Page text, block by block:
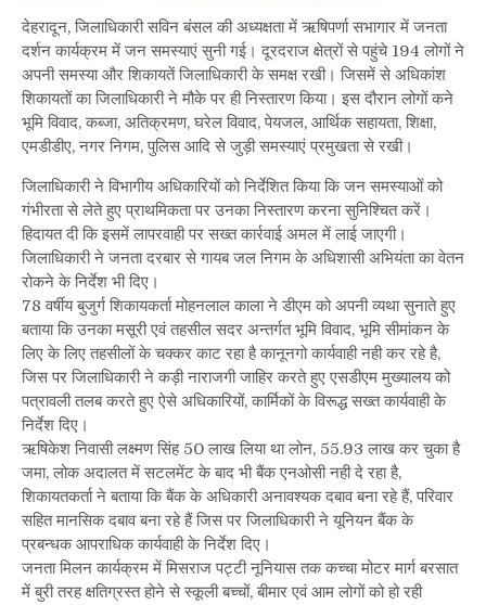
देहरादून, जिलाधिकारी सविन बंसल की अध्यक्षता में ऋषिपर्णा सभागार में जनता
दर्शन कार्यक्रम में जन समस्याएं सुनी गई। दूरदराज क्षेत्रों से पहुंचे 194 लोगों ने
अपनी समस्या और शिकायतें जिलाधिकारी के समक्ष रखी। जिसमें से अधिकांश
शिकायतों का जिलाधिकारी ने मौके पर ही निस्तारण किया। इस दौरान लोगों कने
भूमि विवाद, कब्जा, अतिक्रमण, घरेल विवाद, पेयजल, आर्थिक सहायता, शिक्षा,
एमडीडीए, नगर निगम, पुलिस आदि से जुड़ी समस्याएं प्रमुखता से रखी।
जिलाधिकारी ने विभागीय अधिकारियों को निर्देशित किया कि जन समस्याओं को
गंभीरता से लेते हुए प्राथमिकता पर उनका निस्तारण करना सुनिश्चित करें।
हिदायत दी कि इसमें लापरवाही पर सख्त कार्रवाई अमल में लाई जाएगी।
जिलाधिकारी ने जनता दरबार से गायब जल निगम के अधिशासी अभियंता का वेतन
रोकने के निर्देश भी दिए।
78 वर्षीय बुजुर्ग शिकायकर्ता मोहनलाल काला ने डीएम को अपनी व्यथा सुनाते हुए
बताया कि उनका मसूरी एवं तहसील सदर अन्तर्गत भूमि विवाद, भूमि सीमांकन के
लिए के लिए तहसीलों के चक्कर काट रहा है कानूनगो कार्यवाही नही कर रहे है,
जिस पर जिलाधिकारी ने कड़ी नाराजगी जाहिर करते हुए एसडीएम मुख्यालय को
पत्रावली तलब करते हुए ऐसे अधिकारियों, कार्मिकों के विरूद्ध सख्त कार्यवाही के
निर्देश दिए।
ऋषिकेश निवासी लक्ष्मण सिंह 50 लाख लिया था लोन, 55.93 लाख कर चुका है
जमा, लोक अदालत में सटलमेंट के बाद भी बैंक एनओसी नही दे रहा है,
शिकायतकर्ता ने बताया कि बैंक के अधिकारी अनावश्यक दबाव बना रहे हैं, परिवार
सहित मानसिक दबाव बना रहे हैं जिस पर जिलाधिकारी ने यूनियन बैंक के
प्रबन्धक आपराधिक कार्यवाही के निर्देश दिए।
जनता मिलन कार्यक्रम में मिसराज पट्टी नूनियास तक कच्चा मोटर मार्ग बरसात
में बुरी तरह क्षतिग्रस्त होने से स्कूली बच्चों, बीमार एवं आम लोगों को हो रही